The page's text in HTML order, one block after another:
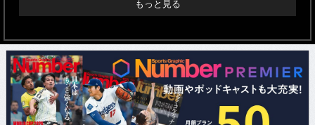
もっと見る